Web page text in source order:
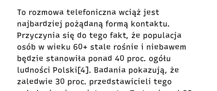
To rozmowa telefoniczna wciąż jest
najbardziej pożądaną formą kontaktu.
Przyczynia się do tego fakt, że populacja
osób w wieku 60+ stale rośnie i niebawem
będzie stanowiła ponad 40 proc. ogółu
ludności Polski[4]. Badania pokazują, że
zaledwie 30 proc. przedstawicieli tego